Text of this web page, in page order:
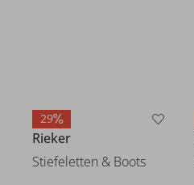
29
Rieker
Stiefeletten & Boots